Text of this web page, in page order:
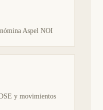
Aspel NOI
y movimientos